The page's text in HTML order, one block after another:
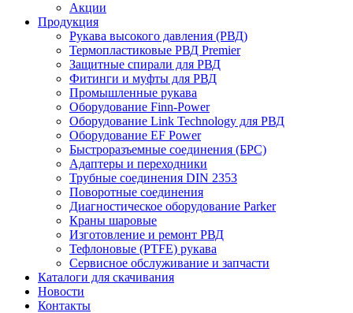
Акции
Продукция
Рукава высокого давления (РВД)
Термопластиковые РВД Premier
Защитные спирали для РВД
Фитинги и муфты для РВД
Промышленные рукава
Оборудование Finn-Power
Оборудование Link Technology для РВД
Оборудование EF Power
Быстроразъемные соединения (БРС)
Адаптеры и переходники
Трубные соединения DIN 2353
Поворотные соединения
Диагностическое оборудование Parker
Краны шаровые
Изготовление и ремонт РВД
Тефлоновые (PTFE) рукава
Сервисное обслуживание и запчасти
Каталоги для скачивания
Новости
Контакты